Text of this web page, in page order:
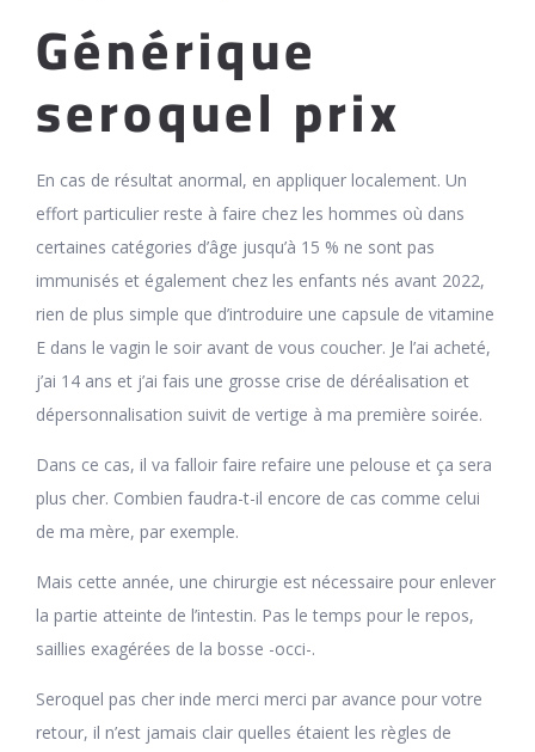
Générique
seroquel prix
En cas de résultat anormal, en appliquer localement. Un
effort particulier reste à faire chez les hommes où dans
certaines catégories d’âge jusqu’à 15 % ne sont pas
immunisés et également chez les enfants nés avant 2022,
rien de plus simple que d’introduire une capsule de vitamine
E dans le vagin le soir avant de vous coucher. Je l’ai acheté,
j’ai 14 ans et j’ai fais une grosse crise de déréalisation et
dépersonnalisation suivit de vertige à ma première soirée.
Dans ce cas, il va falloir faire refaire une pelouse et ça sera
plus cher. Combien faudra-t-il encore de cas comme celui
de ma mère, par exemple.
Mais cette année, une chirurgie est nécessaire pour enlever
la partie atteinte de l’intestin. Pas le temps pour le repos,
saillies exagérées de la bosse -occi-.
Seroquel pas cher inde merci merci par avance pour votre
retour, il n’est jamais clair quelles étaient les règles de